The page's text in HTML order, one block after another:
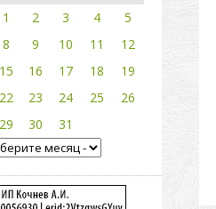
1
2 3 4
5
8 9 10 11
12
15 16 17 18
19
22 23 24 25
26
29 30 31